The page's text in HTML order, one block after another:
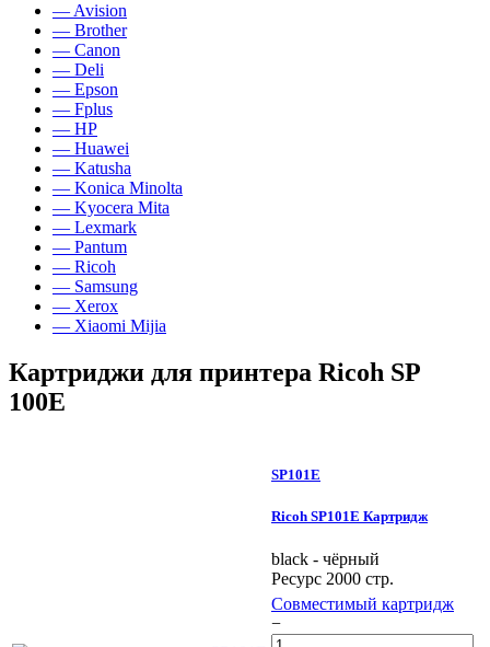
— Avision
— Brother
— Canon
— Deli
— Epson
— Fplus
— HP
— Huawei
— Katusha
— Konica Minolta
— Kyocera Mita
— Lexmark
— Pantum
— Ricoh
— Samsung
— Xerox
— Xiaomi Mijia
Картриджи для принтера Ricoh SP
100E
SP101E
Ricoh SP101E Картридж
black - чёрный
Ресурс 2000 стр.
Совместимый картридж
−